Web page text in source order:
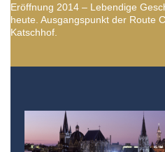
Eröffnung 2014 – Lebendige
heute. Ausgangspunkt der Route
Katschhof.